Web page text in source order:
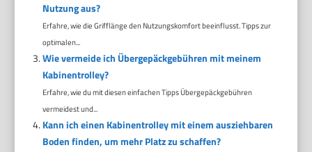
Nutzung aus?
Erfahre, wie die Grifflänge den Nutzungskomfort beeinflusst. Tipps zur
optimalen...
Wie vermeide ich Übergepäckgebühren mit meinem
Kabinentrolley?
Erfahre, wie du mit diesen einfachen Tipps Übergepäckgebühren
vermeidest und...
Kann ich einen Kabinentrolley mit einem ausziehbaren
Boden finden, um mehr Platz zu schaffen?